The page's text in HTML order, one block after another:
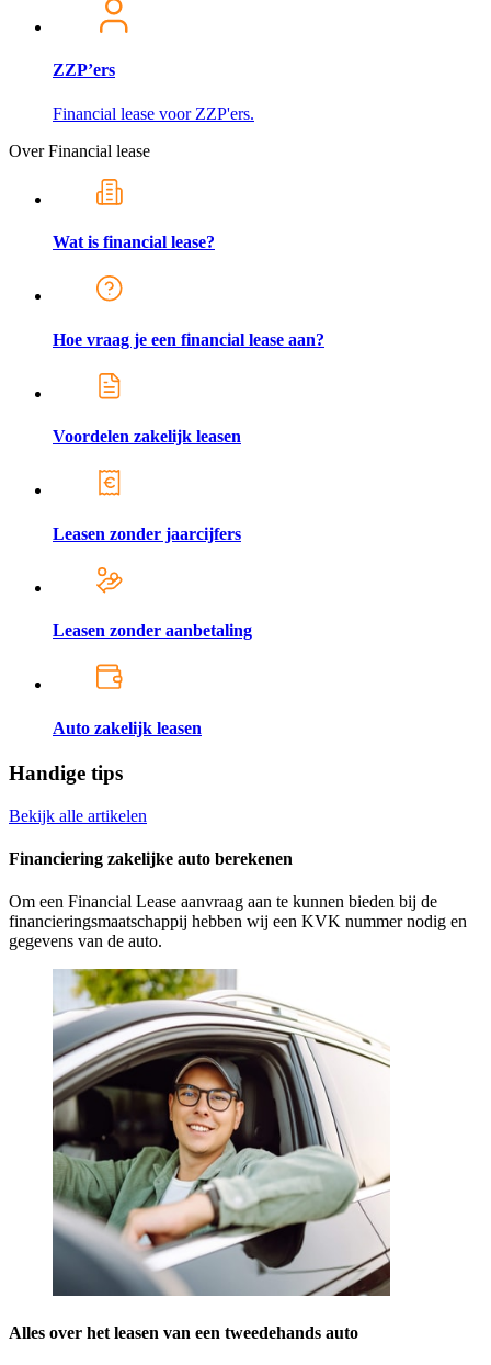
ZZP’ers
Financial lease voor ZZP'ers.
Over Financial lease
Wat is financial lease?
Hoe vraag je een financial lease aan?
Voordelen zakelijk leasen
Leasen zonder jaarcijfers
Leasen zonder aanbetaling
Auto zakelijk leasen
Handige tips
Bekijk alle artikelen
Financiering zakelijke auto berekenen
Om een Financial Lease aanvraag aan te kunnen bieden bij de
financieringsmaatschappij hebben wij een KVK nummer nodig en
gegevens van de auto.
Alles over het leasen van een tweedehands auto